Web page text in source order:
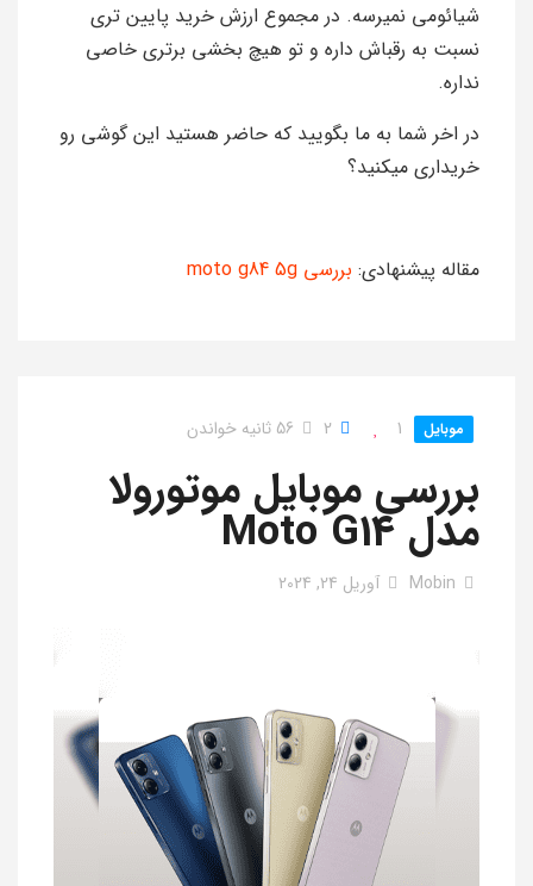
شیائومی نمیرسه. در مجموع ارزش خرید پایین تری
نسبت به رقباش داره و تو هیچ بخشی برتری خاصی
نداره.
در اخر شما به ما بگویید که حاضر هستید این گوشی رو
خریداری میکنید؟
مقاله پیشنهادی: بررسی moto g84 5g
موبایل 1
2 56 ثانیه خواندن
بررسی موبایل موتورولا
مدل Moto G14
Mobin آوریل 24, 2024